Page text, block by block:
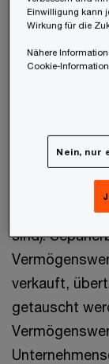
Immaterielle
einem
vertraglichen
entsteht
sind).
verkauft,
getauscht
Einwilligung kann
Wirkung für die
Nähere
Cookie-Information.
Nein, nur